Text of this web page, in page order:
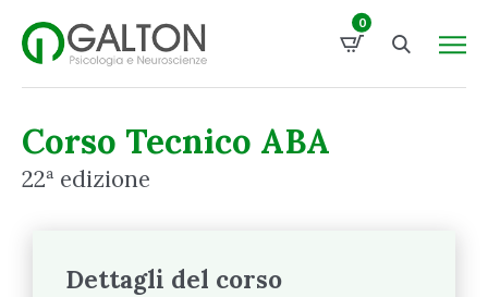
0
Corso Tecnico ABA
22ª edizione
Dettagli del corso